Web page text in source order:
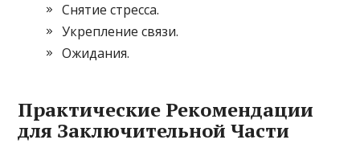
Снятие стресса.
Укрепление связи.
Ожидания.
Практические Рекомендации
для Заключительной Части